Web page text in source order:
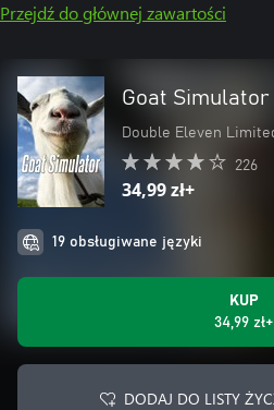
Przejdź do głównej zawartości
Goat Simulator
Double Eleven
226
34,99 zł+
19 obsługiwane języki
KUP
34,99 zł+
DODAJ DO LISTY